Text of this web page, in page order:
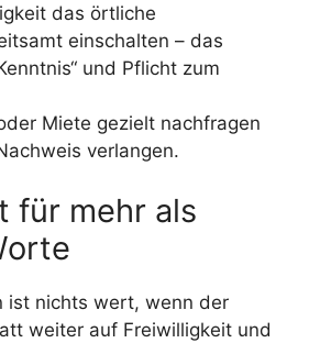
das örtliche
einschalten – das
und Pflicht zum
Miete gezielt nachfragen
verlangen.
für mehr als
ist nichts wert, wenn der
weiter auf Freiwilligkeit und